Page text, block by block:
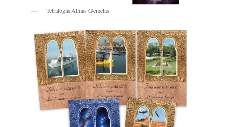
Tetralogía Almas Gemelas